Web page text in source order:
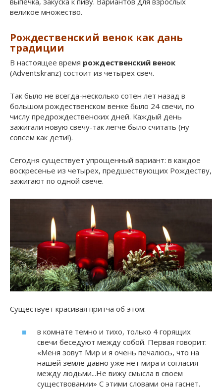
великое множество.
Рождественский венок как дань
традиции
В настоящее время рождественский венок
(Adventskranz) состоит из четырех свеч.
Так было не всегда-несколько сотен лет назад в
большом рождественском венке было 24 свечи, по
числу предрождественских дней. Каждый день
зажигали новую свечу-так легче было считать (ну
совсем как дети!).
Сегодня существует упрощенный вариант: в каждое
воскресенье из четырех, предшествующих Рождеству,
зажигают по одной свече.
Существует красивая притча об этом:
в комнате темно и тихо, только 4 горящих
свечи беседуют между собой. Первая говорит:
«Меня зовут Мир и я очень печалюсь, что на
нашей земле давно уже нет мира и согласия
между людьми...Не вижу смысла в своем
существовании» С этими словами она гаснет.